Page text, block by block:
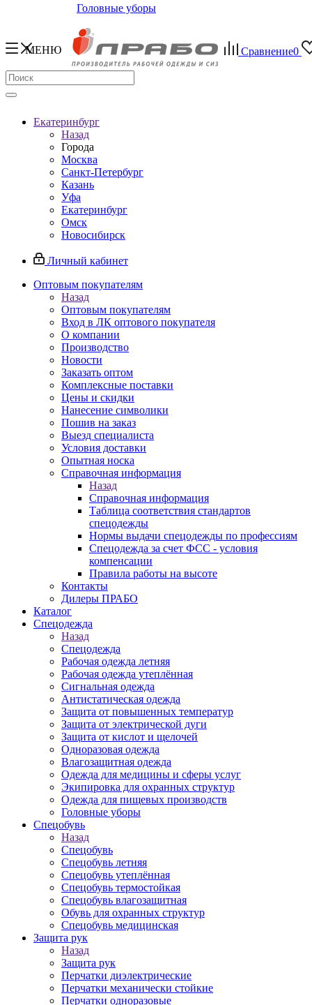
Головные уборы
МЕНЮ Сравнение0
Екатеринбург
Назад
Города
Москва
Санкт-Петербург
Казань
Уфа
Екатеринбург
Омск
Новосибирск
Личный кабинет
Оптовым покупателям
Назад
Оптовым покупателям
Вход в ЛК оптового покупателя
О компании
Производство
Новости
Заказать оптом
Комплексные поставки
Цены и скидки
Нанесение символики
Пошив на заказ
Выезд специалиста
Условия доставки
Опытная носка
Справочная информация
Назад
Справочная информация
Таблица соответствия стандартов
спецодежды
Нормы выдачи спецодежды по профессиям
Спецодежда за счет ФСС - условия
компенсации
Правила работы на высоте
Контакты
Дилеры ПРАБО
Каталог
Спецодежда
Назад
Спецодежда
Рабочая одежда летняя
Рабочая одежда утеплённая
Сигнальная одежда
Антистатическая одежда
Защита от повышенных температур
Защита от электрической дуги
Защита от кислот и щелочей
Одноразовая одежда
Влагозащитная одежда
Одежда для медицины и сферы услуг
Экипировка для охранных структур
Одежда для пищевых производств
Головные уборы
Спецобувь
Назад
Спецобувь
Спецобувь летняя
Спецобувь утеплённая
Спецобувь термостойкая
Спецобувь влагозащитная
Обувь для охранных структур
Спецобувь медицинская
Защита рук
Назад
Защита рук
Перчатки диэлектрические
Перчатки механически стойкие
Перчатки одноразовые